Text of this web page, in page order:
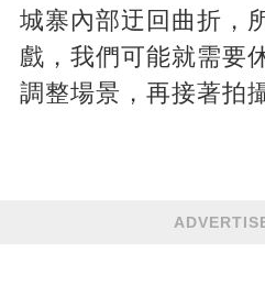
城寨內部迂回曲折，
戲，我們可能就需要
調整場景，再接著拍